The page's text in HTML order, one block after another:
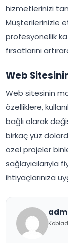
hizmetlerinizi
Müşterilerinizle
profesyonellik
fırsatlarını
Web
Web sitesinin
özelliklere,
bağlı olarak
birkaç yüz
özel projeler
sağlayıcılarıyla
ihtiyaçlarınıza